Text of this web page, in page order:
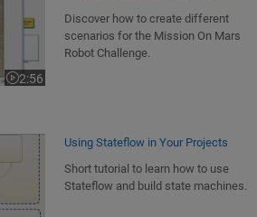
2:56
Video length is 2:56
Discover how to create different
scenarios for the Mission On Mars
Robot Challenge.
Using Stateflow in Your Projects
Short tutorial to learn how to use
Stateflow and build state machines.